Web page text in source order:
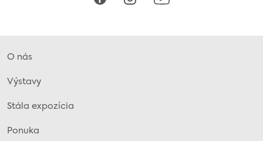
O nás
Výstavy
Stála expozícia
Ponuka